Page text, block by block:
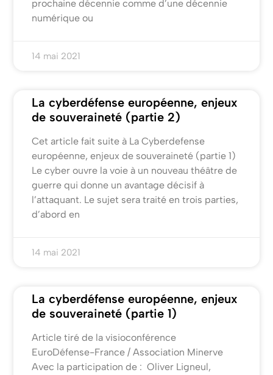
prochaine décennie comme d’une décennie
numérique ou
14 mai 2021
La cyberdéfense européenne, enjeux
de souveraineté (partie 2)
Cet article fait suite à La Cyberdefense
européenne, enjeux de souveraineté (partie 1)
Le cyber ouvre la voie à un nouveau théâtre de
guerre qui donne un avantage décisif à
l’attaquant. Le sujet sera traité en trois parties,
d’abord en
14 mai 2021
La cyberdéfense européenne, enjeux
de souveraineté (partie 1)
Article tiré de la visioconférence
EuroDéfense-France / Association Minerve
Avec la participation de : Oliver Ligneul,